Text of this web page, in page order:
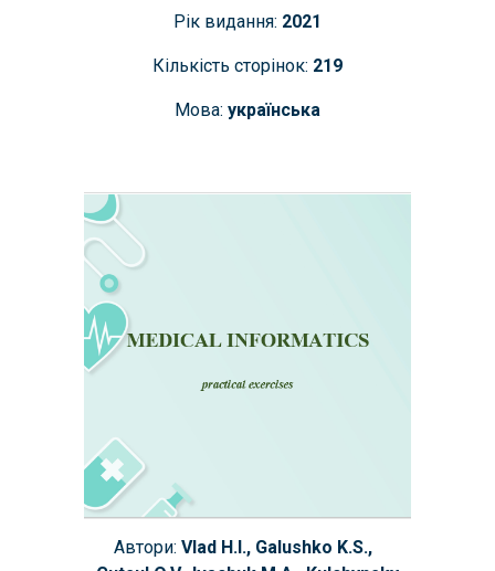
Рік видання: 2021
Кількість сторінок: 219
Мова: українська
Автори: Vlad H.I., Galushko K.S.,